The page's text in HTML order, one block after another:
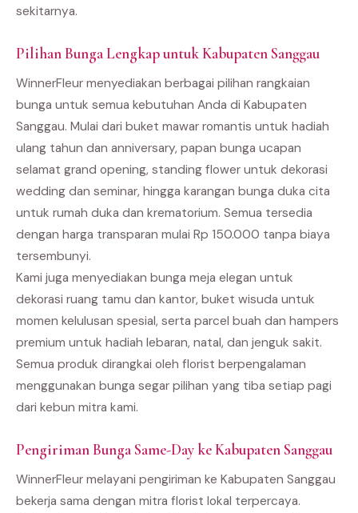
sekitarnya.
Pilihan Bunga Lengkap untuk Kabupaten Sanggau
WinnerFleur menyediakan berbagai pilihan rangkaian
bunga untuk semua kebutuhan Anda di Kabupaten
Sanggau. Mulai dari buket mawar romantis untuk hadiah
ulang tahun dan anniversary, papan bunga ucapan
selamat grand opening, standing flower untuk dekorasi
wedding dan seminar, hingga karangan bunga duka cita
untuk rumah duka dan krematorium. Semua tersedia
dengan harga transparan mulai Rp 150.000 tanpa biaya
tersembunyi.
Kami juga menyediakan bunga meja elegan untuk
dekorasi ruang tamu dan kantor, buket wisuda untuk
momen kelulusan spesial, serta parcel buah dan hampers
premium untuk hadiah lebaran, natal, dan jenguk sakit.
Semua produk dirangkai oleh florist berpengalaman
menggunakan bunga segar pilihan yang tiba setiap pagi
dari kebun mitra kami.
Pengiriman Bunga Same-Day ke Kabupaten Sanggau
WinnerFleur melayani pengiriman ke Kabupaten Sanggau
bekerja sama dengan mitra florist lokal terpercaya.